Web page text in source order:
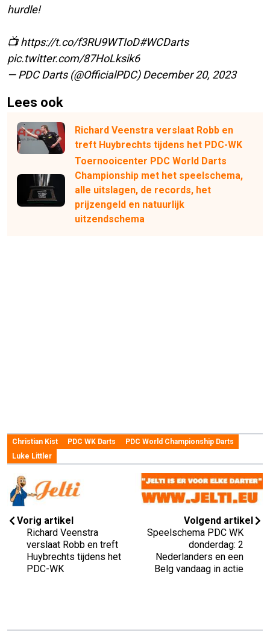
hurdle!
📺https://t.co/f3RU9WTIoD#WCDarts
pic.twitter.com/87HoLksik6
— PDC Darts (@OfficialPDC)December 20, 2023
Lees ook
Richard Veenstra verslaat Robb en
treft Huybrechts tijdens het PDC-WK
Toernooicenter PDC World Darts
Championship met het speelschema,
alle uitslagen, de records, het
prijzengeld en natuurlijk
uitzendschema
Christian Kist PDC WK Darts
PDC World Championship Darts
Luke Littler
Vorig artikel
Richard Veenstra
verslaat Robb en treft
Huybrechts tijdens het
PDC-WK
Volgend artikel
Speelschema PDC WK
donderdag: 2
Nederlanders en een
Belg vandaag in actie